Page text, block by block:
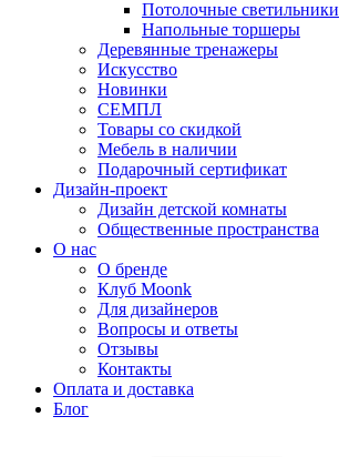
Потолочные светильники
Напольные торшеры
Деревянные тренажеры
Искусство
Новинки
СЕМПЛ
Товары со скидкой
Мебель в наличии
Подарочный сертификат
Дизайн-проект
Дизайн детской комнаты
Общественные пространства
О нас
О бренде
Клуб Moonk
Для дизайнеров
Вопросы и ответы
Отзывы
Контакты
Оплата и доставка
Блог